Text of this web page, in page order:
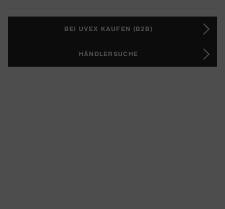
BEI UVEX KAUFEN (B2B)
HÄNDLERSUCHE